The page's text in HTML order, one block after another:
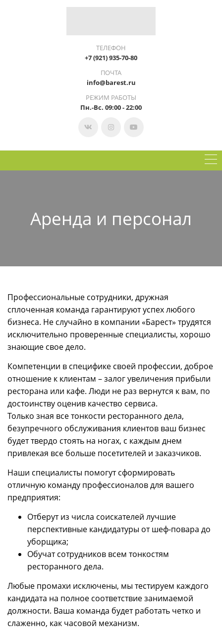
ТЕЛЕФОН
+7 (921) 935-70-80
ПОЧТА
info@barest.ru
РЕЖИМ РАБОТЫ
Пн.-Вс. 09:00 - 22:00
Аренда и персонал
Профессиональные сотрудники, дружная
сплоченная команда гарантируют успех любого
бизнеса. Не случайно в компании «Барест» трудятся
исключительно проверенные специалисты, хорошо
знающие свое дело.
Компетенции в специфике своей профессии, доброе
отношение к клиентам – залог увеличения прибыли
ресторана или кафе. Люди не раз вернутся к вам, по
достоинству оценив качество сервиса.
Только зная все тонкости ресторанного дела,
безупречного обслуживания клиентов ваш бизнес
будет твердо стоять на ногах, с каждым днем
привлекая все больше посетителей и заказчиков.
Наши специалисты помогут сформировать
отличную команду профессионалов для вашего
предприятия:
Отберут из числа соискателей лучшие
перспективные кандидатуры от шеф-повара до
уборщика;
Обучат сотрудников всем тонкостям
ресторанного дела.
Любые промахи исключены, мы тестируем каждого
кандидата на полное соответствие занимаемой
должности. Ваша команда будет работать четко и
слаженно, как часовой механизм.